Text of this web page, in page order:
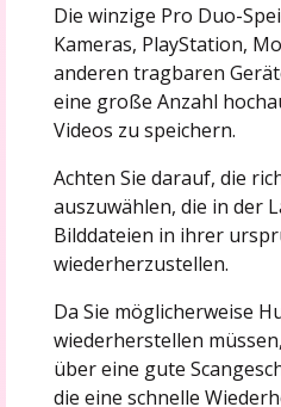
Die winzige Pro Duo-
Kameras, PlayStation,
anderen tragbaren
eine große Anzahl
Videos zu speichern.
Achten Sie darauf, die
auszuwählen, die in der
Bilddateien in ihrer
wiederherzustellen.
Da Sie möglicherweise
wiederherstellen
über eine gute
die eine schnelle